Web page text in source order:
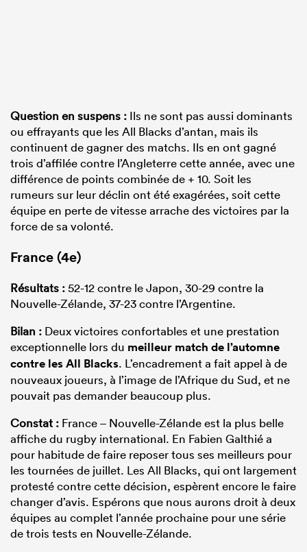
Question en suspens : Ils ne sont pas aussi dominants
ou effrayants que les All Blacks d’antan, mais ils
continuent de gagner des matchs. Ils en ont gagné
trois d’affilée contre l’Angleterre cette année, avec une
différence de points combinée de + 10. Soit les
rumeurs sur leur déclin ont été exagérées, soit cette
équipe en perte de vitesse arrache des victoires par la
force de sa volonté.
France(4e)
Résultats :52-12 contre le Japon, 30-29 contre la
Nouvelle-Zélande, 37-23 contre l’Argentine.
Bilan : Deux victoires confortables et une prestation
exceptionnelle lors du meilleur match de l’automne
contre les All Blacks. L’encadrement a fait appel à de
nouveaux joueurs, à l’image de l’Afrique du Sud, et ne
pouvait pas demander beaucoup plus.
Constat : France – Nouvelle-Zélande est la plus belle
affiche du rugby international. En Fabien Galthié a
pour habitude de faire reposer tous ses meilleurs pour
les tournées de juillet. Les All Blacks, qui ont largement
protesté contre cette décision, espèrent encore le faire
changer d’avis. Espérons que nous aurons droit à deux
équipes au complet l’année prochaine pour une série
de trois tests en Nouvelle-Zélande.